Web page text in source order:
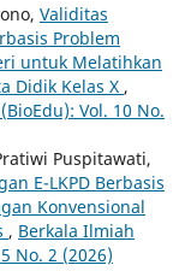
Validitas
Problem
untuk Melatihkan
Didik Kelas X ,
Vol. 10 No.
Puspitawati,
E-LKPD Berbasis
Konvensional
, Berkala Ilmiah
No. 2 (2026)